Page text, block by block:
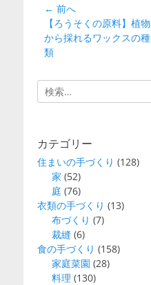
投
稿
ナ
ビ
ゲ
ー
ン
← 前へ
前
の
投
【ろうそくの原料】植物
から採れるワックスの種
類
索:
カテゴリー
住まいの手づくり (128)
家 (52)
庭 (76)
衣類の手づくり (13)
布づくり (7)
裁縫 (6)
食の手づくり (158)
家庭菜園 (28)
料理 (130)